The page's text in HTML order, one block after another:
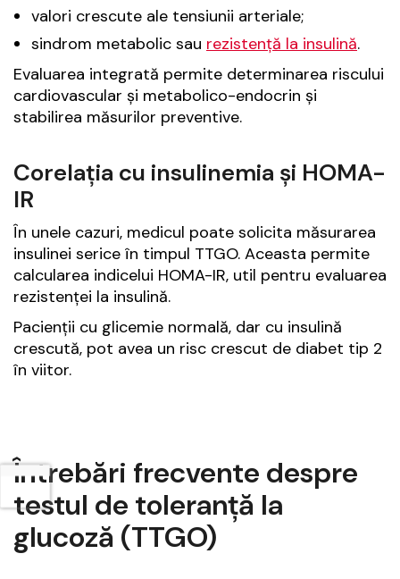
valori crescute ale tensiunii arteriale;
sindrom metabolic sau rezistență la insulină.
Evaluarea integrată permite determinarea riscului
cardiovascular și metabolico-endocrin și
stabilirea măsurilor preventive.
Corelația cu insulinemia și HOMA-
IR
În unele cazuri, medicul poate solicita măsurarea
insulinei serice în timpul TTGO. Aceasta permite
calcularea indicelui HOMA-IR, util pentru evaluarea
rezistenței la insulină.
Pacienții cu glicemie normală, dar cu insulină
crescută, pot avea un risc crescut de diabet tip 2
în viitor.
Întrebări frecvente despre
testul de toleranță la
glucoză (TTGO)